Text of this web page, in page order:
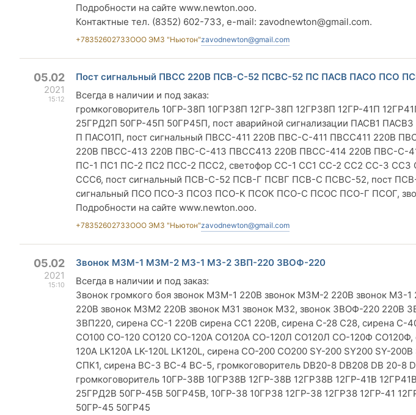
Подробности на сайте www.newton.ooo.
Контактные тел. (8352) 602-733, e-mail: zavodnewton@gmail.com.
+78352602733ООО ЭМЗ "Ньютон"zavodnewton@gmail.com
05.02
2021
15:12
Пост сигнальный ПВСС 220В ПСВ-С-52 ПСВС-52 ПС ПАСВ ПАСО ПСО
Всегда в наличии и под заказ:
громкоговоритель 10ГР-38П 10ГР38П 12ГР-38П 12ГР38П 12ГР-41П
25ГРД2П 50ГР-45П 50ГР45П, пост аварийной сигнализации ПАСВ1
П ПАСО1П, пост сигнальный ПВСС-411 220В ПВС-С-411 ПВСС411 220В
220В ПВСС-413 220В ПВС-С-413 ПВСС413 220В ПВСС-414 220В ПВС-С-
ПС-1 ПС1 ПС-2 ПС2 ПСС-2 ПСС2, светофор СС-1 СС1 СС-2 СС2 СС-3
ССС6, пост сигнальный ПСВ-С-52 ПСВ-Г ПСВГ ПСВ-С ПСВС-52, пост
сигнальный ПСО ПСО-З ПСО3 ПСО-К ПСОК ПСО-С ПСОС ПСО-Г ПСОГ,
Подробности на сайте www.newton.ooo.
+78352602733ООО ЭМЗ "Ньютон"zavodnewton@gmail.com
05.02
2021
15:10
Звонок МЗМ-1 МЗМ-2 МЗ-1 МЗ-2 ЗВП-220 ЗВОФ-220
Всегда в наличии и под заказ:
Звонок громкого боя звонок МЗМ-1 220В звонок МЗМ-2 220В звонок МЗ-
220В звонок МЗМ2 220В звонок МЗ1 звонок МЗ2, звонок ЗВОФ-220 220В
ЗВП220, сирена СС-1 220В сирена СС1 220В, сирена С-28 С28, сирена
СО100 СО-120 СО120 СО-120А СО120А СО-120Л СО120Л СО-120Ф СО120Ф,
120A LK120A LK-120L LK120L, сирена СО-200 СО200 SY-200 SY200 SY-
СПК1, сирена ВС-3 ВС-4 ВС-5, громкоговоритель DB20-8 DB208 DB 20-8
громкоговоритель 10ГР-38В 10ГР38В 12ГР-38В 12ГР38В 12ГР-41В
25ГРД2В 50ГР-45В 50ГР45В, 10ГР-38 10ГР38 12ГР-38 12ГР38 12ГР-41
50ГР-45 50ГР45